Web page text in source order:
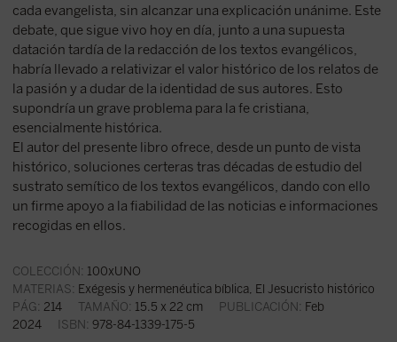
cada evangelista, sin alcanzar una explicación unánime. Este
debate, que sigue vivo hoy en día, junto a una supuesta
datación tardía de la redacción de los textos evangélicos,
habría llevado a relativizar el valor histórico de los relatos de
la pasión y a dudar de la identidad de sus autores. Esto
supondría un grave problema para la fe cristiana,
esencialmente histórica.
El autor del presente libro ofrece, desde un punto de vista
histórico, soluciones certeras tras décadas de estudio del
sustrato semítico de los textos evangélicos, dando con ello
un firme apoyo a la fiabilidad de las noticias e informaciones
recogidas en ellos.
COLECCIÓN: 100xUNO
MATERIAS: Exégesis y hermenéutica bíblica, El Jesucristo histórico
PÁG: 214 TAMAÑO: 15.5 x 22 cm PUBLICACIÓN: Feb
2024 ISBN: 978-84-1339-175-5